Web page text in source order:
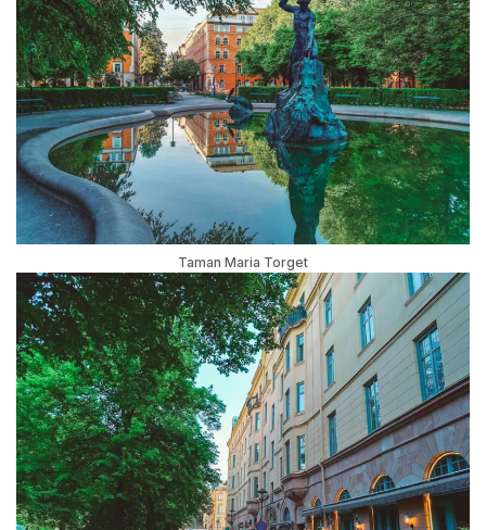
Taman Maria Torget